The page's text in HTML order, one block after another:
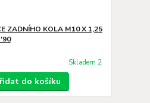
ZADNÍHO KOLA M10 X 1,25
Skladem 2
do košíku